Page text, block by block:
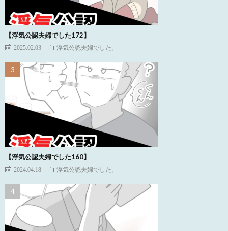
【浮気公認夫婦でした172】
2025.02.03 浮気公認夫婦でした。
【浮気公認夫婦でした160】
2024.04.18 浮気公認夫婦でした。